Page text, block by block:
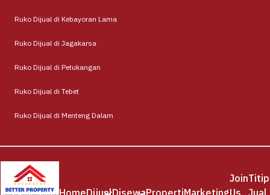
Ruko Dijual di Kebayoran Lama
Ruko Dijual di Jagakarsa
Ruko Dijual di Petukangan
Ruko Dijual di Tebet
Ruko Dijual di Menteng Dalam
HomeDijualDisewaPropertiMarketing
Join
Us
Titip
Jual